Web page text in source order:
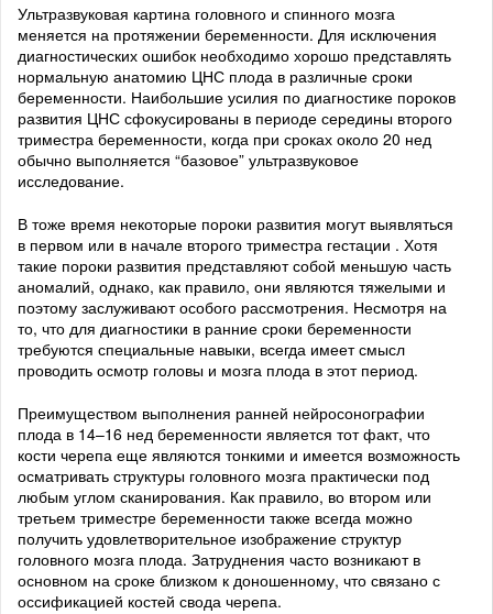
Ультразвуковая картина головного и спинного мозга
меняется на протяжении беременности. Для исключения
диагностических ошибок необходимо хорошо представлять
нормальную анатомию ЦНС плода в различные сроки
беременности. Наибольшие усилия по диагностике пороков
развития ЦНС сфокусированы в периоде середины второго
триместра беременности, когда при сроках около 20 нед
обычно выполняется “базовое” ультразвуковое
исследование.
В тоже время некоторые пороки развития могут выявляться
в первом или в начале второго триместра гестации . Хотя
такие пороки развития представляют собой меньшую часть
аномалий, однако, как правило, они являются тяжелыми и
поэтому заслуживают особого рассмотрения. Несмотря на
то, что для диагностики в ранние сроки беременности
требуются специальные навыки, всегда имеет смысл
проводить осмотр головы и мозга плода в этот период.
Преимуществом выполнения ранней нейросонографии
плода в 14–16 нед беременности является тот факт, что
кости черепа еще являются тонкими и имеется возможность
осматривать структуры головного мозга практически под
любым углом сканирования. Как правило, во втором или
третьем триместре беременности также всегда можно
получить удовлетворительное изображение структур
головного мозга плода. Затруднения часто возникают в
основном на сроке близком к доношенному, что связано с
оссификацией костей свода черепа.